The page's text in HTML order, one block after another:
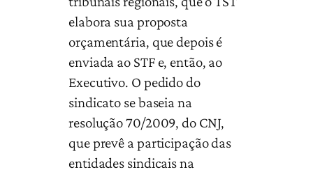
elabora sua proposta
orçamentária, que depois é
enviada ao STF e, então, ao
Executivo. O pedido do
sindicato se baseia na
resolução 70/2009, do CNJ,
que prevê a participação das
entidades sindicais na